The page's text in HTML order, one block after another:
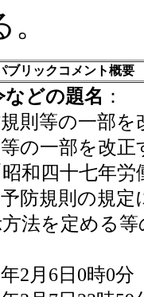
ブリックコメント概要
どの題名 ：
規則等の一部
等の一部を改
和四十七年労
防規則の規
法を定める
2月6日0時0分